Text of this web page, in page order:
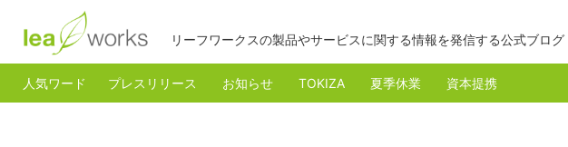
リーフワークスの製品やサービスに関する情報を発信する公式ブログ
人気ワード プレスリリース お知らせ TOKIZA 夏季休業 資本提携